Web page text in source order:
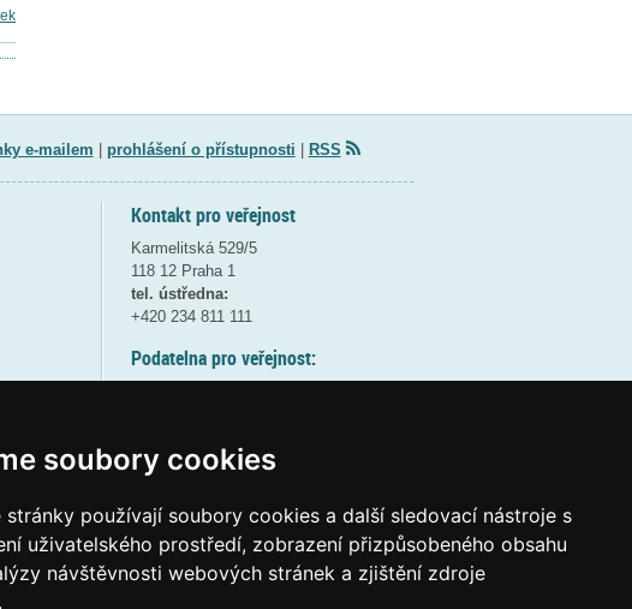
soubory cookies
používají soubory cookies a další sledovací nástroje s
uživatelského prostředí, zobrazení přizpůsobeného obsahu
návštěvnosti webových stránek a zjištění zdroje
e-mailem | prohlášení o přístupnosti | RSS
Kontakt pro veřejnost
Karmelitská 529/5
118 12 Praha 1
tel. ústředna:
+420 234 811 111
Podatelna pro veřejnost:
(více informací
Elektronická podatelna:
posta@msmt.gov.cz